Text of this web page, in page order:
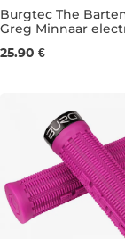
31,5 mm
Burgtec The
Greg Minnaar
25.90 €